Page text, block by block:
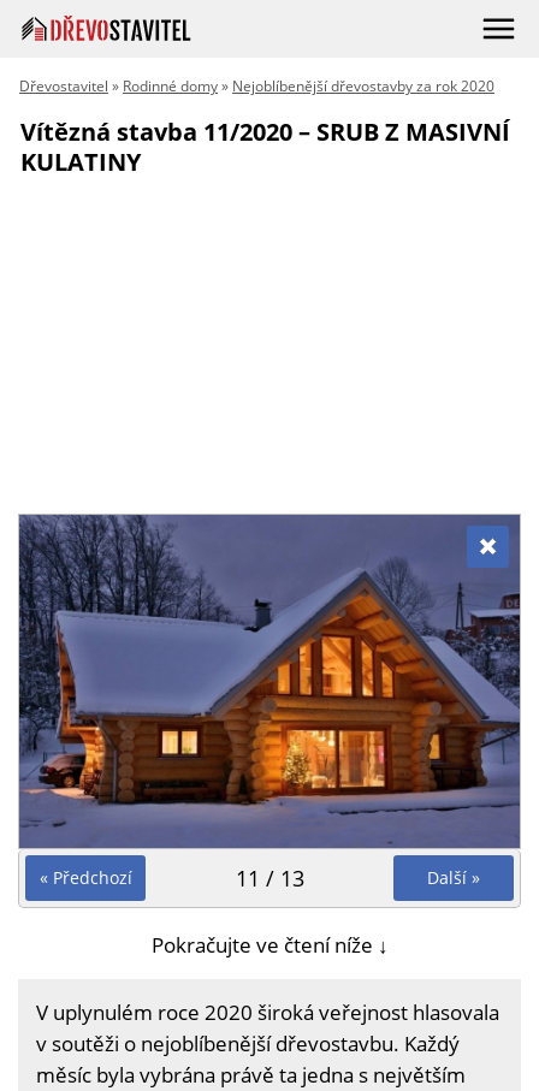
Dřevostavitel » Rodinné domy» Nejoblíbenější dřevostavby za rok 2020
Vítězná stavba 11/2020 – SRUB Z MASIVNÍ
KULATINY
« Předchozí Další »
11 / 13
Pokračujte ve čtení níže ↓
V uplynulém roce 2020 široká veřejnost hlasovala
v soutěži o nejoblíbenější dřevostavbu. Každý
měsíc byla vybrána právě ta jedna s největším